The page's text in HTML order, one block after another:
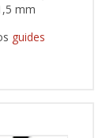
mm
guides